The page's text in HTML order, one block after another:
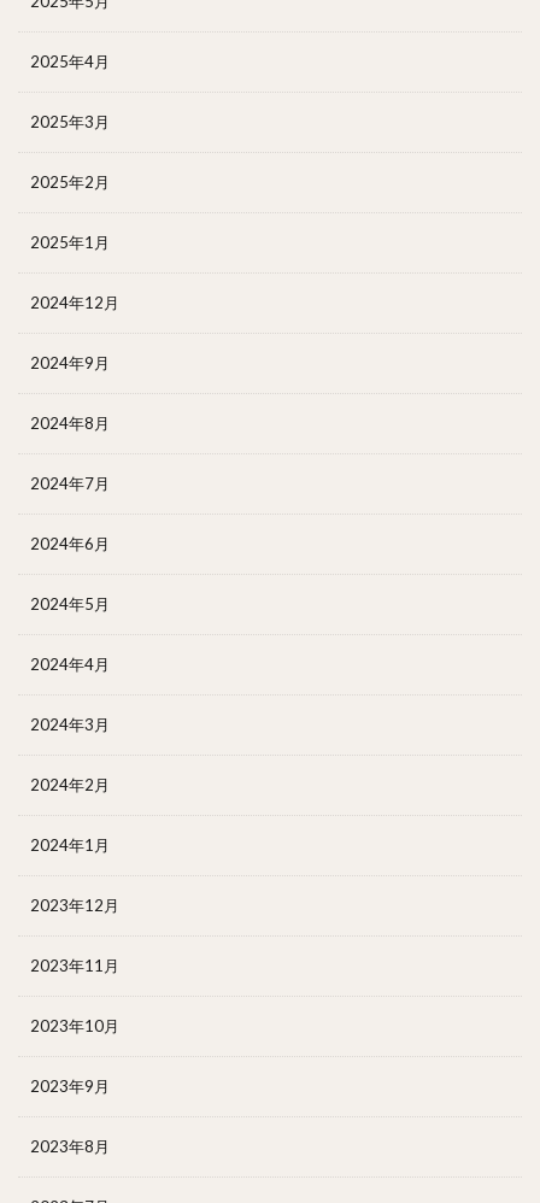
2025年4月
2025年3月
2025年2月
2025年1月
2024年12月
2024年9月
2024年8月
2024年7月
2024年6月
2024年5月
2024年4月
2024年3月
2024年2月
2024年1月
2023年12月
2023年11月
2023年10月
2023年9月
2023年8月